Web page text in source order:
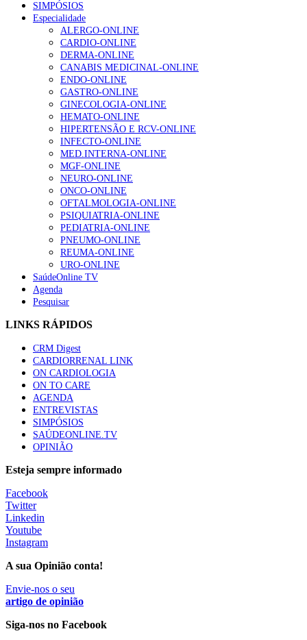
NOTÍCIAS MAIS LIDAS
Enfermagem Forense. “Da urgência ao tribunal, cada
gesto conta e cada profissional faz a diferença”
202 visualizações
Alguns milhares de utentes podem ficar sem médico de
família com nova regras do registo, alerta associação
175 visualizações
Quase quatro em cada dez doentes com enfarte
apresentavam níveis elevados de Lp(a), revela estudo
86 visualizações
“Os programas de rastreio do cancro do pulmão são
custo-efetivos e representam um investimento
sustentável para os sistemas de saúde”
66 visualizações
Trodelvy aprovado para primeira linha no cancro da
mama triplo negativo metastático em doentes não
elegíveis para inibidores PD-(L)1
61 visualizações
Especialistas defendem mais potássio na alimentação
para ajudar a controlar a hipertensão
57 visualizações
MAIS NOTÍCIAS
Plataforma criada por estudantes apoia famílias após
diagnóstico de demência
5 Ago, 2026|0 Comments
Estudo aponta potencial da casca de maracujá-roxo no controlo
da inflamação da asma
SIMPÓSIOS
Especialidade
ALERGO-ONLINE
CARDIO-ONLINE
DERMA-ONLINE
CANABIS MEDICINAL-ONLINE
ENDO-ONLINE
GASTRO-ONLINE
GINECOLOGIA-ONLINE
HEMATO-ONLINE
HIPERTENSÃO E RCV-ONLINE
INFECTO-ONLINE
MED.INTERNA-ONLINE
MGF-ONLINE
NEURO-ONLINE
ONCO-ONLINE
OFTALMOLOGIA-ONLINE
PSIQUIATRIA-ONLINE
PEDIATRIA-ONLINE
PNEUMO-ONLINE
REUMA-ONLINE
URO-ONLINE
SaúdeOnline TV
Agenda
Pesquisar
LINKS RÁPIDOS
CRM Digest
CARDIORRENAL LINK
ON CARDIOLOGIA
ON TO CARE
AGENDA
ENTREVISTAS
SIMPÓSIOS
SAÚDEONLINE.TV
OPINIÃO
Esteja sempre informado
Facebook
Twitter
Linkedin
Youtube
Instagram
A sua Opinião conta!
Envie-nos o seu
artigo de opinião
Siga-nos no Facebook